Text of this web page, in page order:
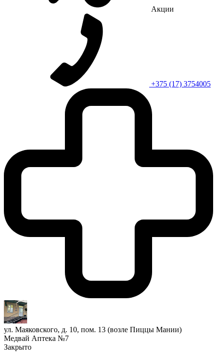
Акции
+375 (17) 3754005
ул. Маяковского, д. 10, пом. 13 (возле Пиццы Мании)
Медвай Аптека №7
Закрыто